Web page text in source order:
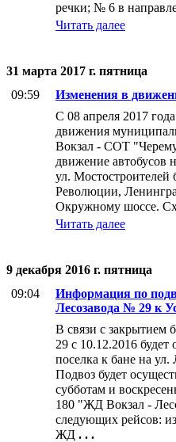
речки; № 6 в
Читать далее
31 марта 2017 г. пятница
09:59
Изменения в
С 08 апреля 2017
движения
Вокзал - СОТ
движение автобусов
ул. Мостостроителей
Революции,
Окружному шоссе.
Читать далее
9 декабря 2016 г. пятница
09:04
Информация по
Лесозавода № 29 к
В связи с закрытием
29 с 10.12.2016 будет
поселка к бане на
Подвоз будет
субботам и
180 "ЖД Вокзал -
следующих рейсов:
ЖД . . .